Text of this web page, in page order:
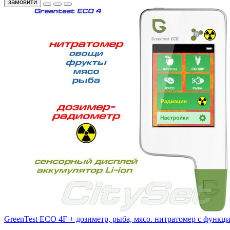
замовити
GreenTest ECO 4F + дозиметр, рыба, мясо. нитратомер c